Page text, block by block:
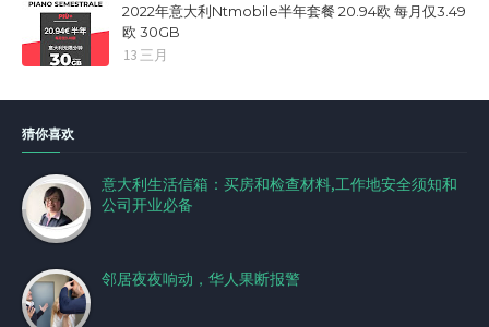
2022年意大利Ntmobile半年套餐 20.94欧 每月仅3.49
欧 30GB
13 三月
猜你喜欢
意大利生活信箱：买房和检查材料,工作地安全须知和
公司开业必备
邻居夜夜响动，华人果断报警